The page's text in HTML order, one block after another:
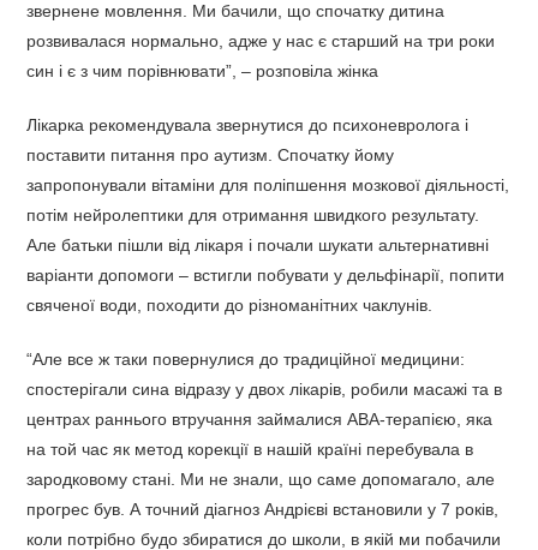
звернене мовлення. Ми бачили, що спочатку дитина
розвивалася нормально, адже у нас є старший на три роки
син і є з чим порівнювати”, – розповіла жінка
Лікарка рекомендувала звернутися до психоневролога і
поставити питання про аутизм. Спочатку йому
запропонували вітаміни для поліпшення мозкової діяльності,
потім нейролептики для отримання швидкого результату.
Але батьки пішли від лікаря і почали шукати альтернативні
варіанти допомоги – встигли побувати у дельфінарії, попити
свяченої води, походити до різноманітних чаклунів.
“Але все ж таки повернулися до традиційної медицини:
спостерігали сина відразу у двох лікарів, робили масажі та в
центрах раннього втручання займалися АВА-терапією, яка
на той час як метод корекції в нашій країні перебувала в
зародковому стані. Ми не знали, що саме допомагало, але
прогрес був. А точний діагноз Андрієві встановили у 7 років,
коли потрібно будо збиратися до школи, в якій ми побачили